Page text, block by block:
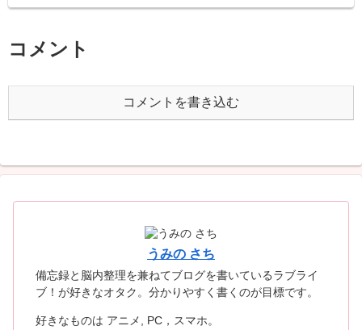
コメント
コメントを書き込む
うみの さち
備忘録と脳内整理を兼ねてブログを書いているラブライ
ブ！が好きなオタク。分かりやすく書くのが目標です。
好きなものは アニメ, PC，スマホ。